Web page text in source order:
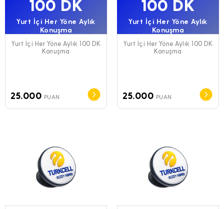
100 DK
Yurt İçi Her Yöne Aylık
Konuşma
Yurt İçi Her Yöne Aylık 100 DK
Konuşma
25.000 PUAN
100 DK
Yurt İçi Her Yöne Aylık
Konuşma
Yurt İçi Her Yöne Aylık 100 DK
Konuşma
25.000 PUAN